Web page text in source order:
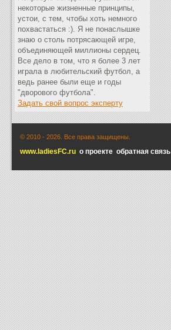
некоторые жизненные принципы,
устои, с тем, чтобы хоть немного
похвастаться :). Я не понаслышке
знаю о столь потрясающей игре,
объединяющей миллионы сердец.
Все дело в том, что я более 3 лет
играла в любительский футбол, а
ведь ранее были еще и годы
"дворового футбола".
Задать свой вопрос эксперту
© 2010 - 2026. Все права защищены.
www.ladiesFC.ru о проекте обратная связь